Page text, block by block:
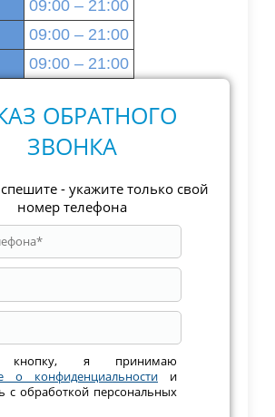
09:00 – 21:00
09:00 – 21:00
09:00 – 21:00
ОБРАТНОГО
ЗВОНКА
- укажите только свой
номер телефона
кнопку, я принимаю
о конфиденциальности и
с обработкой персональных